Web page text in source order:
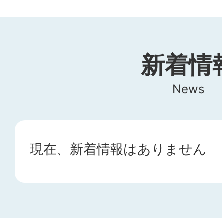
新着情
News
現在、新着情報はありません